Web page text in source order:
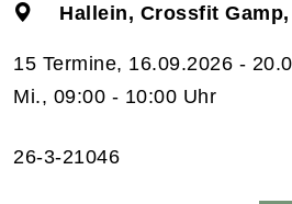
Hallein, Crossfit
15 Termine, 16.09.2026 -
Mi., 09:00 - 10:00 Uhr
26-3-21046